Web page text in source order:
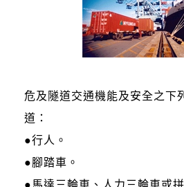
危及隧道交通機能及安全之下
道：
●行人。
●腳踏車。
●馬達三輪車、人力三輪車或拼